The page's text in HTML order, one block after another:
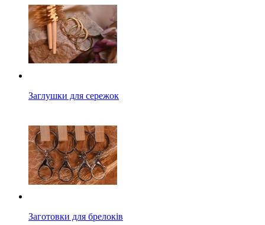
Заглушки для сережок
Заготовки для брелоків